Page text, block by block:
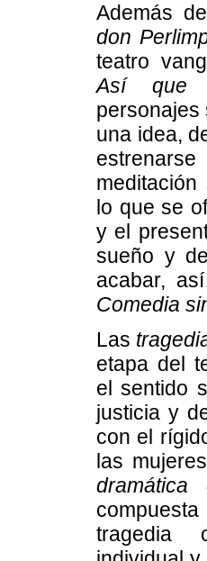
Además
don
teatro
Así que
personajes
una idea,
lo que se
y el
sueño y
acabar,
Comedia
Las
etapa del
el sentido
justicia y
con el
las
tragedia